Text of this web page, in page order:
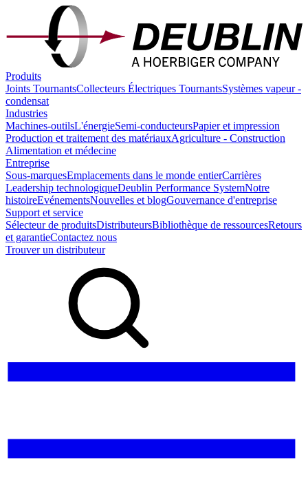
Produits
Joints TournantsCollecteurs Électriques TournantsSystèmes vapeur -
condensat
Industries
Machines-outilsL'énergieSemi-conducteursPapier et impression
Production et traitement des matériauxAgriculture - Construction
Alimentation et médecine
Entreprise
Sous-marquesEmplacements dans le monde entierCarrières
Leadership technologiqueDeublin Performance SystemNotre
histoireEvénementsNouvelles et blogGouvernance d'entreprise
Support et service
Sélecteur de produitsDistributeursBibliothèque de ressourcesRetours
et garantieContactez nous
Trouver un distributeur